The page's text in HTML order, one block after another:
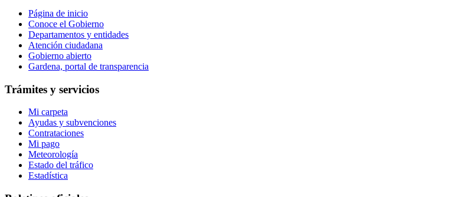
Página de inicio
Conoce el Gobierno
Departamentos y entidades
Atención ciudadana
Gobierno abierto
Gardena, portal de transparencia
Trámites y servicios
Mi carpeta
Ayudas y subvenciones
Contrataciones
Mi pago
Meteorología
Estado del tráfico
Estadística